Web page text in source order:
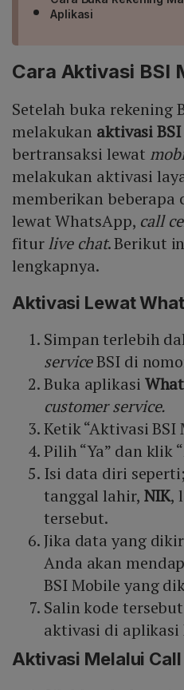
Aplikasi
Cara Aktivasi BSI
Setelah buka rekening
melakukan aktivasi
bertransaksi lewat
melakukan aktivasi
memberikan beberapa
lewat WhatsApp, call
fiturlive chat. Berikut
lengkapnya.
Aktivasi Lewat
Simpan terlebih
serviceBSI di
Buka aplikasi
customer service.
Ketik “Aktivasi BSI
Pilih “Ya” dan klik “
Isi data diri
tanggal lahir, NIK,
tersebut.
Jika data yang
Anda akan
BSI Mobile yang
Salin kode
aktivasi di aplikasi
Aktivasi Melalui